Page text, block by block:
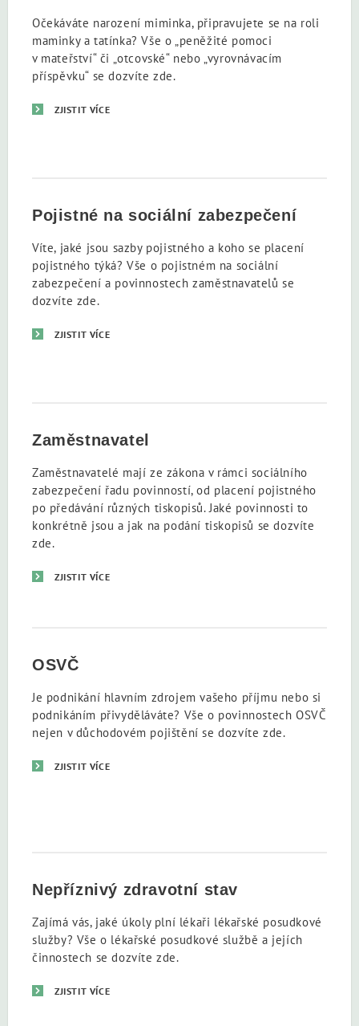
Očekáváte narození miminka, připravujete se na roli
maminky a tatínka? Vše o „peněžité pomoci
v mateřství“ či „otcovské“ nebo „vyrovnávacím
příspěvku“ se dozvíte zde.
ZJISTIT VÍCE
Pojistné na sociální zabezpečení
Víte, jaké jsou sazby pojistného a koho se placení
pojistného týká? Vše o pojistném na sociální
zabezpečení a povinnostech zaměstnavatelů se
dozvíte zde.
ZJISTIT VÍCE
Zaměstnavatel
Zaměstnavatelé mají ze zákona v rámci sociálního
zabezpečení řadu povinností, od placení pojistného
po předávání různých tiskopisů. Jaké povinnosti to
konkrétně jsou a jak na podání tiskopisů se dozvíte
zde.
ZJISTIT VÍCE
OSVČ
Je podnikání hlavním zdrojem vašeho příjmu nebo si
podnikáním přivyděláváte? Vše o povinnostech OSVČ
nejen v důchodovém pojištění se dozvíte zde.
ZJISTIT VÍCE
Nepříznivý zdravotní stav
Zajímá vás, jaké úkoly plní lékaři lékařské posudkové
služby? Vše o lékařské posudkové službě a jejích
činnostech se dozvíte zde.
ZJISTIT VÍCE